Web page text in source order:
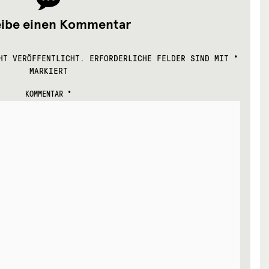
einen Kommentar
VERÖFFENTLICHT. ERFORDERLICHE FELDER SIND MIT *
MARKIERT
KOMMENTAR *